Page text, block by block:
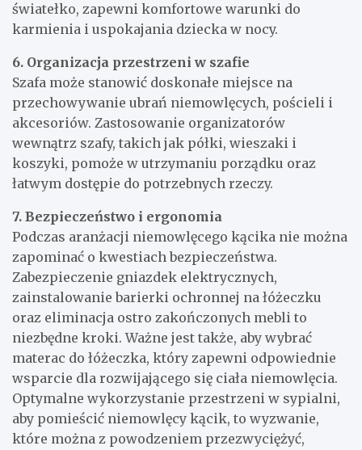
światełko, zapewni komfortowe warunki do
karmienia i uspokajania dziecka w nocy.
6. Organizacja przestrzeni w szafie
Szafa może stanowić doskonałe miejsce na
przechowywanie ubrań niemowlęcych, pościeli i
akcesoriów. Zastosowanie organizatorów
wewnątrz szafy, takich jak półki, wieszaki i
koszyki, pomoże w utrzymaniu porządku oraz
łatwym dostępie do potrzebnych rzeczy.
7. Bezpieczeństwo i ergonomia
Podczas aranżacji niemowlęcego kącika nie można
zapominać o kwestiach bezpieczeństwa.
Zabezpieczenie gniazdek elektrycznych,
zainstalowanie barierki ochronnej na łóżeczku
oraz eliminacja ostro zakończonych mebli to
niezbędne kroki. Ważne jest także, aby wybrać
materac do łóżeczka, który zapewni odpowiednie
wsparcie dla rozwijającego się ciała niemowlęcia.
Optymalne wykorzystanie przestrzeni w sypialni,
aby pomieścić niemowlęcy kącik, to wyzwanie,
które można z powodzeniem przezwyciężyć,